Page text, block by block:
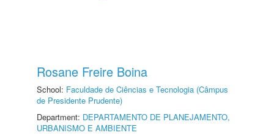
Rosane Freire Boina
School: Faculdade de Ciências e Tecnologia (Câmpus
de Presidente Prudente)
Department: DEPARTAMENTO DE PLANEJAMENTO,
URBANISMO E AMBIENTE